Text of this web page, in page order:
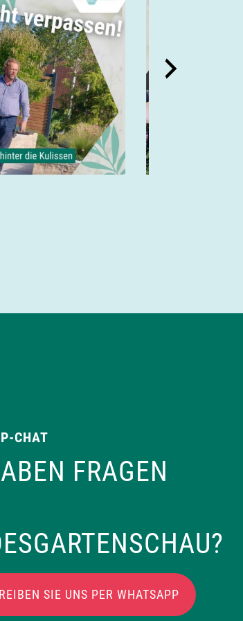
CHAT
FRAGEN
SIE UNS PER WHATSAPP